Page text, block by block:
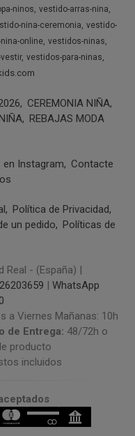
ninos vestido-arras-nina
nina-ceremonia vestido-
online vestidos-ninas
vestidos-para-ninas
CEREMONIA NIÑA
REBAJAS MODA
en Instagram
Contacte
Política de Privacidad
un pedido
Políticas de
Real - (España) |
| WhatsApp
a Viernes Mañanas: 10h
de Entrega: 48/72h o
producto
incluidos